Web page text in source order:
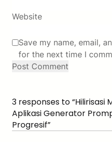
Website
Save my name, email,
for the next time I
3 responses to “Hilirisasi
Aplikasi Generator
Progresif”